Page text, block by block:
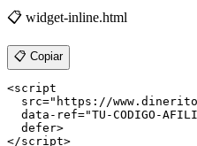
📋 widget-inline.html
📋 Copiar
<script
src="https://
data-ref="TU-CODIGO-
  defer>
</script>